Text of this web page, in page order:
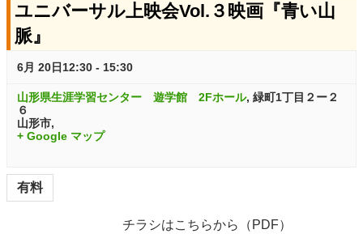
ユニバーサル上映会Vol.３映画『青い山
脈』
6月 20日12:30 - 15:30
山形県生涯学習センター 遊学館 2Fホール, 緑町1丁目２ー２
６
山形市,
+ Google マップ
有料
チラシはこちらから（PDF）